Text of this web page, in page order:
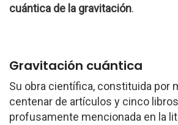
cuántica de la gravitación.
Gravitación cuántica
Su obra científica, constituida por
centenar de artículos y cinco
profusamente mencionada en la